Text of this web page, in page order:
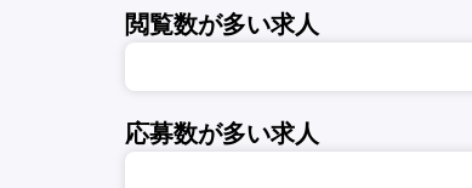
閲覧数が多い求人
応募数が多い求人